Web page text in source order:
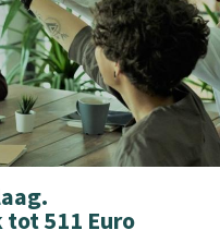
511 Euro